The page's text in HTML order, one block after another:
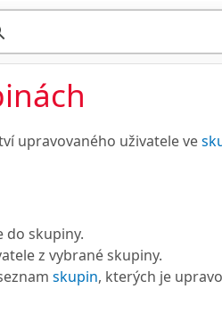
upravovaného uživatele ve
do skupiny.
z vybrané skupiny.
skupin, kterých je